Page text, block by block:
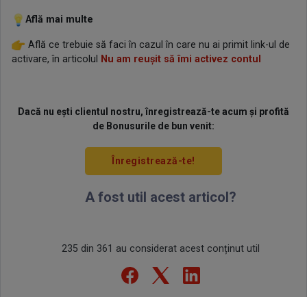
Află mai multe
Află ce trebuie să faci în cazul în care nu ai primit link-ul de
activare, în articolul
Nu am reușit să îmi activez contul
Dacă nu ești clientul nostru, înregistrează-te acum și profită
de Bonusurile de bun venit:
Înregistrează-te!
A fost util acest articol?
235 din 361 au considerat acest conținut util